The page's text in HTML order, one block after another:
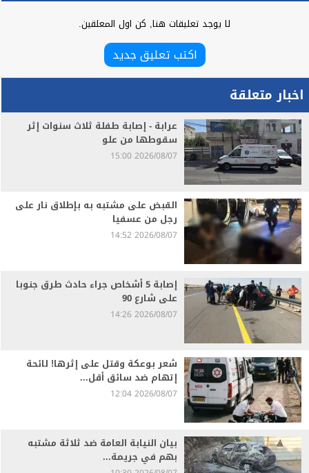
لا يوجد تعليقات هنا, كن اول المعلقين.
اكتب تعليق جديد
اخبار متعلقة
عرابة - إصابة طفلة ثلاث سنوات إثر
سقوطها من علو
2026/08/07 15:00
القبض على مشتبه به بإطلاق نار على
رجل من عسفيا
2026/08/07 14:52
إصابة 5 أشخاص جراء حادث طرق جنوبا
على شارع 90
2026/08/07 14:26
شعر بوعكة وقتل على إثرها! لائحة
إتهام ضد سائق أقل...
2026/08/07 12:04
بيان النيابة العامة ضد ثلاثة مشتبه
بهم في جريمة...